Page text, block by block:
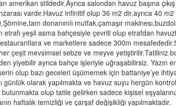
amerikan stildedir.Ayrıca salondan havuz başına
vardır.Havuz infinitif olup 36 m2 dir.ayrıca 40 m2
donanımlı mutfak,çamaşır
etrafı yeşil asma bahçesiyle çevrili olup etrafdan
ve marketlere sadece 300m
çeşit mevsimsel sebze ve meyve yetiştirilir.Tatiliniz
yiyebilir ayrıca bahçe işleriyle uğraşabilirsiz. Yazın
olup bazı geceleri üşümemek için battaniye’ye
günlük olarak yapılmakta ve havuz suyu hergün
bulunmakta olup tatile gelirken sadece kişisel
haftalık temizliği ve çarşaf değişikliği yapılmaktadır.